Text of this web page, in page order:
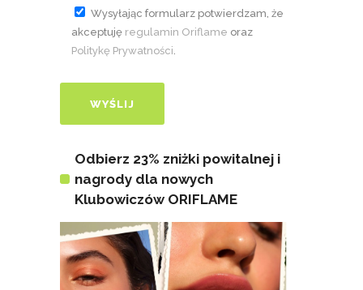
Wysyłając formularz potwierdzam, że
akceptuję regulamin Oriflame oraz
Politykę Prywatności
Odbierz 23% zniżki powitalnej i
nagrody dla nowych
Klubowiczów ORIFLAME